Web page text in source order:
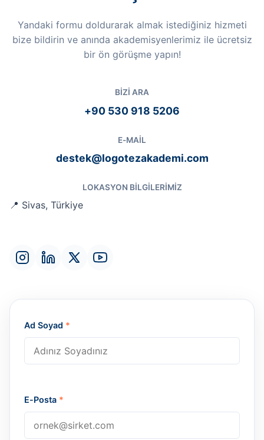
Yandaki formu doldurarak almak istediğiniz hizmeti
bize bildirin ve anında akademisyenlerimiz ile ücretsiz
bir ön görüşme yapın!
BIZI ARA
+90 530 918 5206
E-MAIL
destek@logotezakademi.com
LOKASYON BILGILERIMIZ
📍 Sivas, Türkiye
Ad Soyad *
E-Posta *